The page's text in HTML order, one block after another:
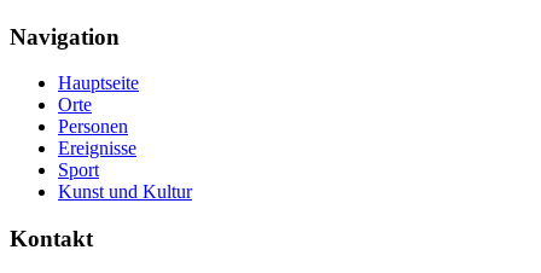
Navigation
Hauptseite
Orte
Personen
Ereignisse
Sport
Kunst und Kultur
Kontakt